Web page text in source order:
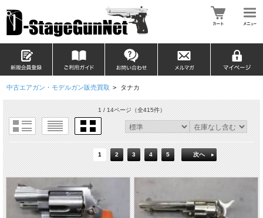
中古エアガン・モデルガン販売買取 > タナカ
1 / 14ページ（全415件）
1 2 3 4 5 次へ